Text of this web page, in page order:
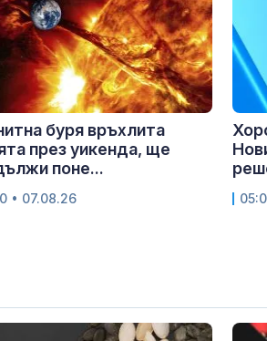
буря връхлита
през уикенда, ще
поне...
• 07.08.26